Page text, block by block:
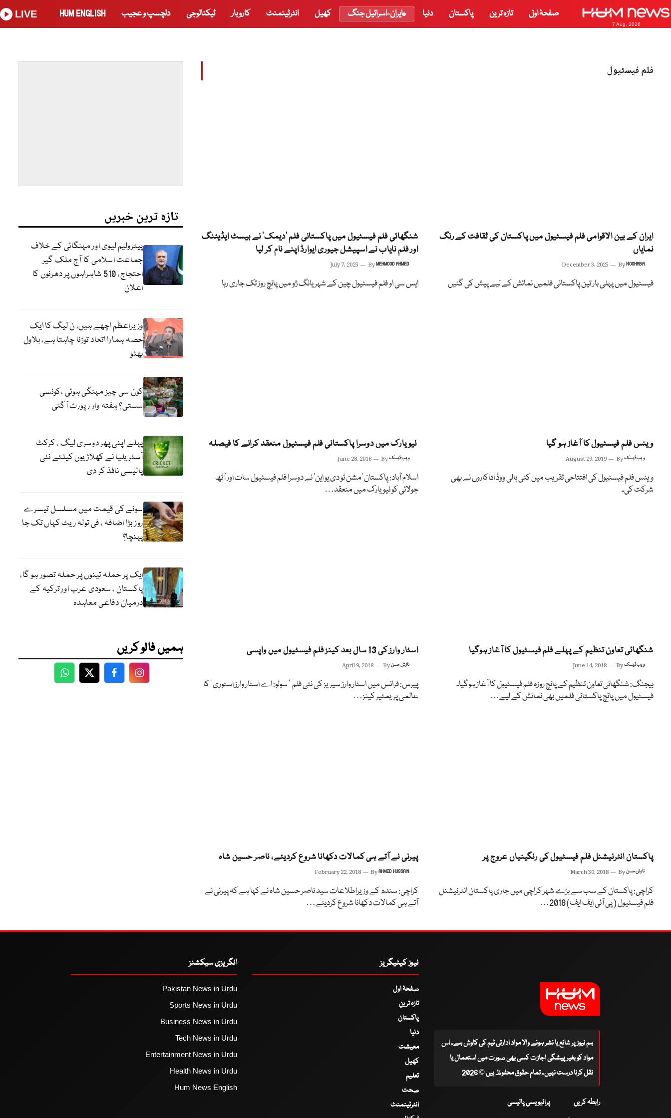
7 Aug, 2026
صفحۂ اول تازہ ترین پاکستان دنیا ایران-اسرائیل جنگ کھیل انٹرٹینمنٹ کاروبار ٹیکنالوجی دلچسپ و عجیب HUM ENGLISH
LIVE
فلم فیسٹیول
ایران کے بین الاقوامی فلم فیسٹیول میں پاکستان کی ثقافت کے رنگ
نمایاں
December 3, 2025 ByNOSHABA
فیسٹیول میں پہلی بار تین پاکستانی فلمیں نمائش کے لیے پیش کی گئیں
شنگھائی فلم فیسٹیول میں پاکستانی فلم ’دیمک‘ نے بیسٹ ایڈیٹنگ
اور فلم نایاب نے اسپیشل جیوری ایوارڈ اپنے نام کر لیا
July 7, 2025 ByMEHMOOD AHMED
ایس سی او فلم فیسٹیول چین کے شہر یانگ ژو میں پانچ روز تک جاری رہا
وینس فلم فیسٹیول کا آغاز ہو گیا
August 29, 2019 Byویب ڈیسک
وینس فلم فیسٹیول کی افتتاحی تقریب میں کئی ہالی ووڈ اداکاروں نے بھی
شرکت کی۔
نیویارک میں دوسرا پاکستانی فلم فیسٹیول منعقد کرانے کا فیصلہ
June 28, 2018 Byویب ڈیسک
اسلام آباد: پاکستان ’مشن ٹو دی یو این‘ نے دوسرا فلم فیسٹیول سات اور آٹھ
جولائی کو نیویارک میں منعقد…
شنگھائی تعاون تنظیم کے پہلے فلم فیسٹیول کا آغاز ہوگیا
June 14, 2018 Byویب ڈیسک
بیجنگ: شنگھائی تعاون تنظیم کے پانچ روزہ فلم فیسٹیول کا آغاز ہوگیا۔
فیسٹیول میں پانچ پاکستانی فلمیں بھی نمائش کے لیے…
اسٹار وارز کی 13 سال بعد کینز فلم فیسٹیول میں واپسی
April 9, 2018 Byنازش حسن
پیرس: فرانس میں اسٹار وارز سیریز کی نئی فلم ’ سولو: اے اسٹار وارز اسٹوری ‘ کا
عالمی پریمئیر کینز…
پاکستان انٹرنیشنل فلم فیسٹیول کی رنگینیاں عروج پر
March 30, 2018 Byنازش حسن
کراچی: پاکستان کے سب سے بڑے شہر کراچی میں جاری پاکستان انٹرنیشنل
فلم فیسٹیول ( پی آئی ایف ایف) 2018…
پیرنی نے آتے ہی کمالات دکھانا شروع کردیئے، ناصر حسین شاہ
February 22, 2018 ByAHMED HUSSAIN
کراچی: سندھ کے وزیراطلاعات سید ناصر حسین شاہ نے کہا ہے کہ پیرنی نے
آتے ہی کمالات دکھانا شروع کردیئے…
تازہ ترین خبریں
پیٹرولیم لیوی اور مہنگائی کے خلاف
جماعت اسلامی کا آج ملک گیر
احتجاج، 510 شاہراہوں پر دھرنوں کا
اعلان
وزیراعظم اچھے ہیں، ن لیگ کا ایک
حصہ ہمارا اتحاد توڑنا چاہتا ہے، بلاول
بھٹو
کون سی چیز مہنگی ہوئی ،کونسی
سستی؟ ہفتہ وار رپورٹ آگئی
پہلے اپنی پھر دوسری لیگ ، کرکٹ
آسٹریلیا نے کھلاڑیوں کیلئے نئی
پالیسی نافذ کر دی
سونے کی قیمت میں مسلسل تیسرے
روز بڑا اضافہ ، فی تولہ ریٹ کہاں تک جا
پہنچا؟
ایک پر حملہ تینوں پر حملہ تصور ہو گا،
پاکستان ، سعودی عرب اور ترکیہ کے
درمیان دفاعی معاہدہ
ہمیں فالو کریں
WhatsApp
TwitterFacebookFacebook
ہم نیوز پر شائع یا نشر ہونے والا مواد ادارتی ٹیم کی کاوش ہے۔ اس
مواد کو بغیر پیشگی اجازت کسی بھی صورت میں استعمال یا
نقل کرنا درست نہیں۔ تمام حقوق محفوظ ہیں © 2026
رابطہ کریں پرائیویسی پالیسی
نیوز کیٹیگریز
صفحۂ اول
تازہ ترین
پاکستان
دنیا
معیشت
کھیل
تعلیم
صحت
انٹرٹینمنٹ
انگریزی سیکشنز
Pakistan News in Urdu
Sports News in Urdu
Business News in Urdu
Tech News in Urdu
Entertainment News in Urdu
Health News in Urdu
Hum News English